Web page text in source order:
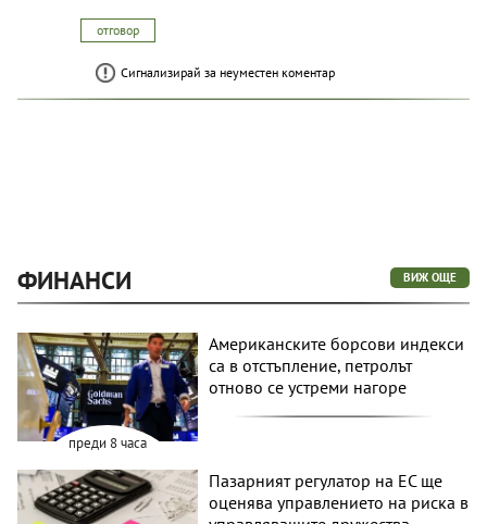
отговор
Сигнализирай за неуместен коментар
ФИНАНСИ ВИЖ ОЩЕ
преди 8 часа
Американските борсови индекси
са в отстъпление, петролът
отново се устреми нагоре
Пазарният регулатор на ЕС ще
оценява управлението на риска в